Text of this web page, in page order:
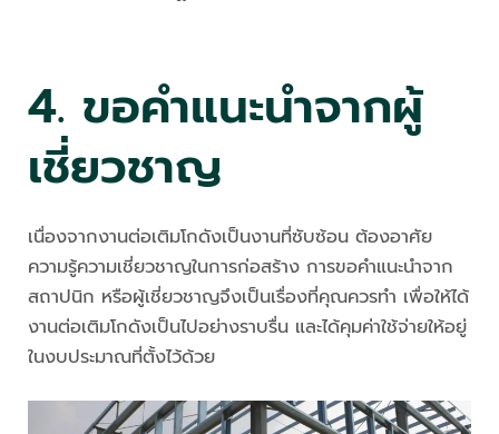
4. ขอคำแนะนำจากผู้
เชี่ยวชาญ
เนื่องจากงานต่อเติมโกดังเป็นงานที่ซับซ้อน ต้องอาศัย
ความรู้ความเชี่ยวชาญในการก่อสร้าง การขอคำแนะนำจาก
สถาปนิก หรือผู้เชี่ยวชาญจึงเป็นเรื่องที่คุณควรทำ เพื่อให้ได้
งานต่อเติมโกดังเป็นไปอย่างราบรื่น และได้คุมค่าใช้จ่ายให้อยู่
ในงบประมาณที่ตั้งไว้ด้วย